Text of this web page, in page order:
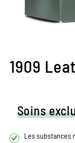
1909
Soins
Les substances